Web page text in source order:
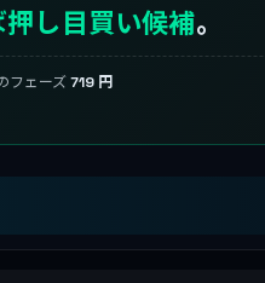
し目買い候補。
フェーズ719 円